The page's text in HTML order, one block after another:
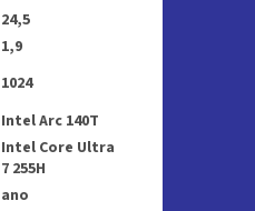
24,5
1,9
1024
Intel Arc 140T
Intel Core Ultra
7 255H
ano